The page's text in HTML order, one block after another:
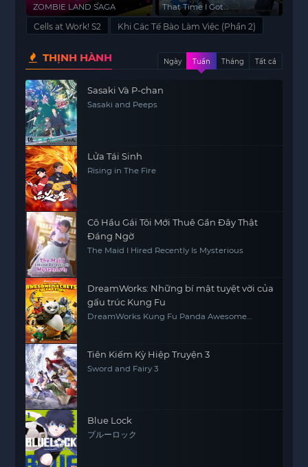
ZOMBIE LAND SAGA
thành Slime
That Time I Got
Reincarnated as a Slime S2
Part2, Tensei Shitara Slime
Cells at Work! S2 Khi Các Tế Bào Làm Việc (Phần 2)
THỊNH HÀNH Ngày Tuần Tháng Tất cả
Sasaki Và P-chan
Sasaki and Peeps
Lửa Tái Sinh
Rising in The Fire
Cô Hầu Gái Tôi Mới Thuê Gần Đây Thật
Đáng Ngờ
The Maid I Hired Recently Is Mysterious
DreamWorks: Những bí mật tuyệt vời của
gấu trúc Kung Fu
DreamWorks Kung Fu Panda Awesome
Tiên Kiếm Kỳ Hiệp Truyện 3
Sword and Fairy 3
Blue Lock
ブルーロック